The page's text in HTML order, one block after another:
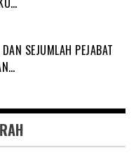
SEJUMLAH PEJABAT